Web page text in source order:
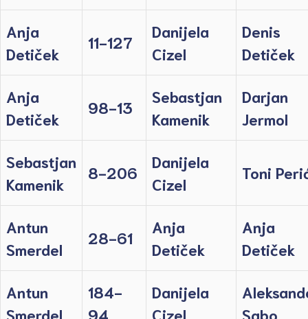
Anja
Detiček
11-127
Danijela
Cizel
Denis
Detiček
Anja
Detiček
98-13
Sebastjan
Kamenik
Darjan
Jermol
Sebastjan
Kamenik
8-206
Danijela
Cizel
Toni
Antun
Smerdel
28-61
Anja
Detiček
Anja
Detiček
Antun
Smerdel
184-
94
Danijela
Cizel
Sabo